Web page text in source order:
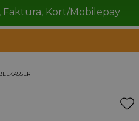
Faktura, Kort/Mobilepay